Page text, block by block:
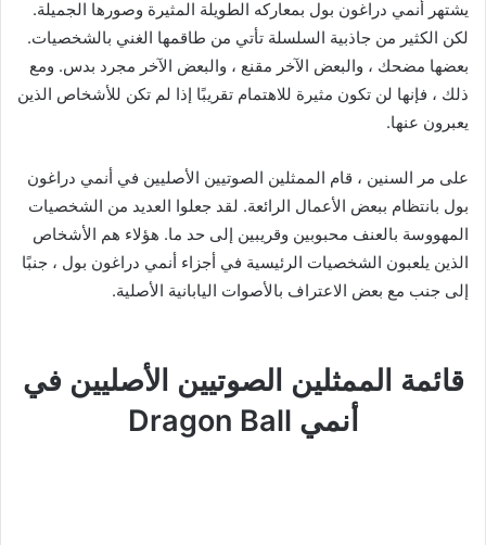
يشتهر أنمي دراغون بول بمعاركه الطويلة المثيرة وصورها الجميلة.
لكن الكثير من جاذبية السلسلة تأتي من طاقمها الغني بالشخصيات.
بعضها مضحك ، والبعض الآخر مقنع ، والبعض الآخر مجرد بدس. ومع
ذلك ، فإنها لن تكون مثيرة للاهتمام تقريبًا إذا لم تكن للأشخاص الذين
يعبرون عنها.
على مر السنين ، قام الممثلين الصوتيين الأصليين في أنمي دراغون
بول بانتظام ببعض الأعمال الرائعة. لقد جعلوا العديد من الشخصيات
المهووسة بالعنف محبوبين وقريبين إلى حد ما. هؤلاء هم الأشخاص
الذين يلعبون الشخصيات الرئيسية في أجزاء أنمي دراغون بول ، جنبًا
إلى جنب مع بعض الاعتراف بالأصوات اليابانية الأصلية.
قائمة الممثلين الصوتيين الأصليين في
أنمي Dragon Ball